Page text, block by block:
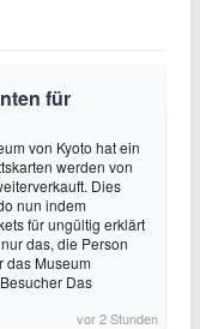
für
von Kyoto hat ein
werden von
Dies
nun indem
für ungültig erklärt
das, die Person
das Museum
Das
vor 2 Stunden